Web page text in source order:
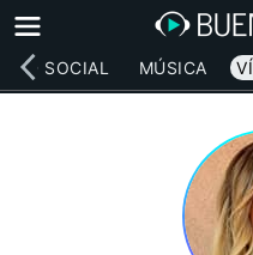
RED SOCIAL MÚSICA